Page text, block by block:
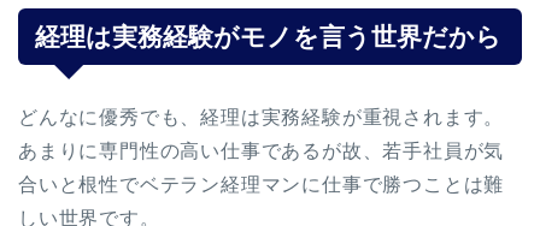
経理は実務経験がモノを言う世界だから
どんなに優秀でも、経理は実務経験が重視されます。
あまりに専門性の高い仕事であるが故、若手社員が気
合いと根性でベテラン経理マンに仕事で勝つことは難
しい世界です。